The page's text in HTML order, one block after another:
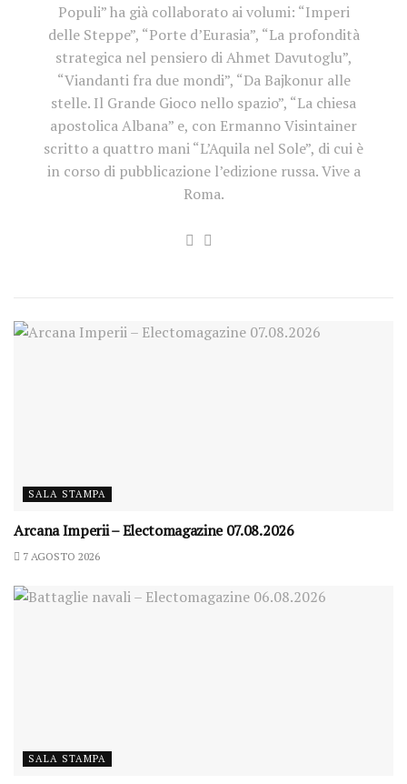
Populi” ha già collaborato ai volumi: “Imperi
delle Steppe”, “Porte d’Eurasia”, “La profondità
strategica nel pensiero di Ahmet Davutoglu”,
“Viandanti fra due mondi”, “Da Bajkonur alle
stelle. Il Grande Gioco nello spazio”, “La chiesa
apostolica Albana” e, con Ermanno Visintainer
scritto a quattro mani “L’Aquila nel Sole”, di cui è
in corso di pubblicazione l’edizione russa. Vive a
Roma.
SALA STAMPA
Arcana Imperii – Electomagazine 07.08.2026
7 AGOSTO 2026
SALA STAMPA